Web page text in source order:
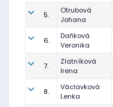
5.
Otrubová
Johana
6.
Daňková
Veronika
7.
Zlatníková
Irena
8.
Václavková
Lenka